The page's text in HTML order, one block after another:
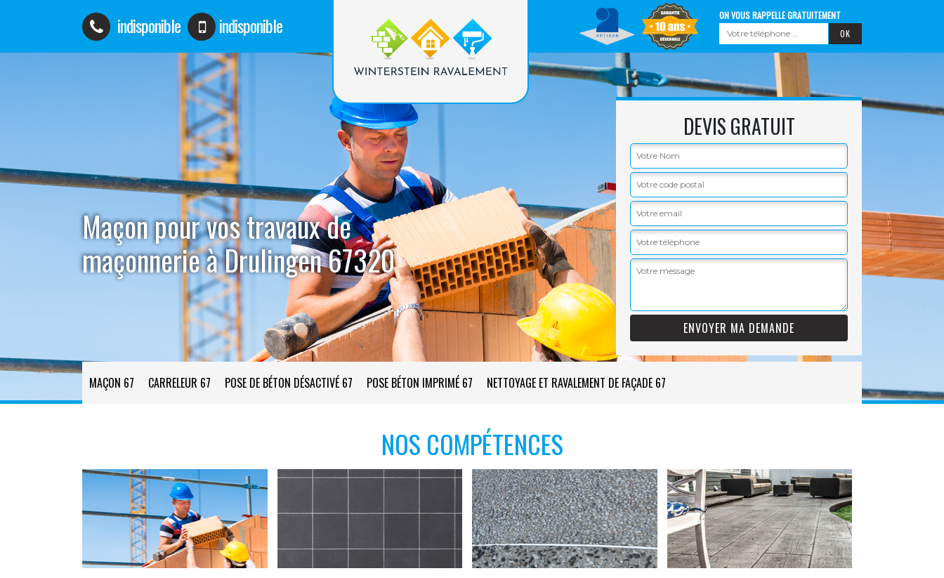
indisponible indisponible ON VOUS RAPPELLE GRATUITEMENT
Maçon pour vos travaux de
maçonnerie à Drulingen 67320
DEVIS GRATUIT
MAÇON 67 CARRELEUR 67 POSE DE BÉTON DÉSACTIVÉ 67 POSE BÉTON IMPRIMÉ 67 NETTOYAGE ET RAVALEMENT DE FAÇADE 67
NOS COMPÉTENCES